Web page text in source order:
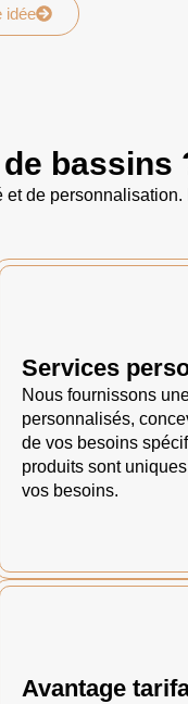
idée
bassins
de
Services
Nous fournissons
personnalisés,
de vos besoins
produits sont
vos besoins.
Avantage